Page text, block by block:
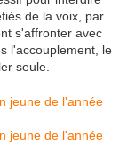
de la voix, par
s'affronter avec
l'accouplement, le
seule.